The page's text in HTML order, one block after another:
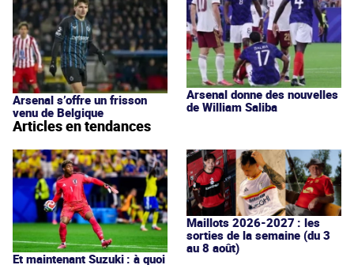
Arsenal s’offre un frisson
venu de Belgique
Arsenal donne des nouvelles
de William Saliba
Articles en tendances
Et maintenant Suzuki : à quoi
Maillots 2026-2027 : les
sorties de la semaine (du 3
au 8 août)